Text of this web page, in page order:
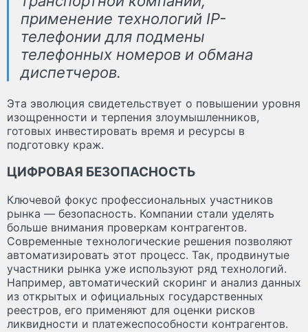
применение технологий IP-
телефонии для подмены
телефонных номеров и обмана
диспетчеров.
Эта эволюция свидетельствует о повышении уровня
изощренности и терпения злоумышленников,
готовых инвестировать время и ресурсы в
подготовку краж.
ЦИФРОВАЯ БЕЗОПАСНОСТЬ
Ключевой фокус профессиональных участников
рынка — безопасность. Компании стали уделять
больше внимания проверкам контрагентов.
Современные технологические решения позволяют
автоматизировать этот процесс. Так, продвинутые
участники рынка уже используют ряд технологий.
Например, автоматический скоринг и анализ данных
из открытых и официальных государственных
реестров, его применяют для оценки рисков
ликвидности и платежеспособности контрагентов.